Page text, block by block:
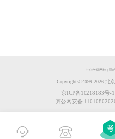
中公考研网校| 网
Copyrights©️1999-2026北京
京ICP备10218183号-
京公网安备